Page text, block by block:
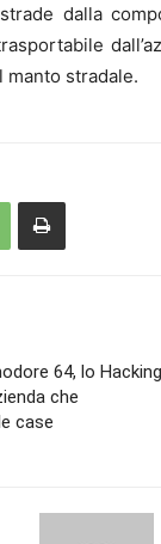
dalla
stradale.
64, lo
che
case